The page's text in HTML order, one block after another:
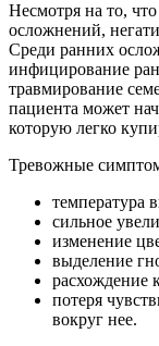
Несмотря на то,
осложнений,
Среди ранних
инфицирование
травмирование
пациента может
которую легко
Тревожные
температура
сильное
изменение
выделение
расхождение
потеря
вокруг нее.